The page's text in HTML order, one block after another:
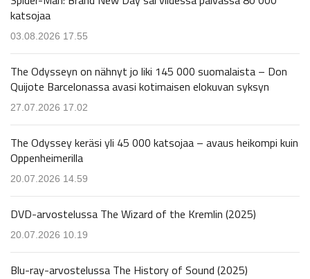
katsojaa
03.08.2026 17.55
The Odysseyn on nähnyt jo liki 145 000 suomalaista – Don
Quijote Barcelonassa avasi kotimaisen elokuvan syksyn
27.07.2026 17.02
The Odyssey keräsi yli 45 000 katsojaa – avaus heikompi kuin
Oppenheimerilla
20.07.2026 14.59
DVD-arvostelussa The Wizard of the Kremlin (2025)
20.07.2026 10.19
Blu-ray-arvostelussa The History of Sound (2025)